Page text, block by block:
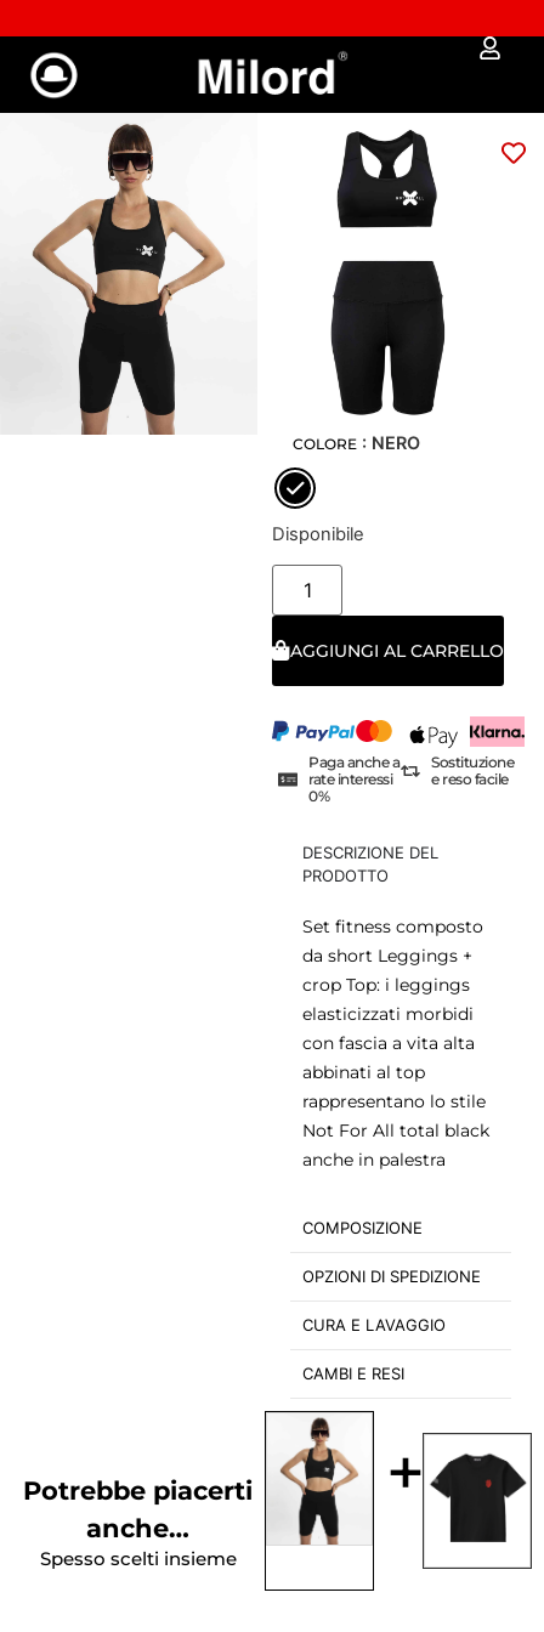
✔︎ Spedizione e reso gratuiti da €100
Set fitness NFA X
45,00 €27,00
Stile essenziale,
limiti
S M L
COLORE : NERO
Disponibile
AGGIUNGI AL CARRELLO
Paga anche a
rate interessi
0%
Sostituzione
e reso facile
DESCRIZIONE DEL
PRODOTTO
Set fitness composto
da short Leggings +
crop Top: i leggings
elasticizzati morbidi
con fascia a vita alta
abbinati al top
rappresentano lo stile
Not For All total black
anche in palestra
COMPOSIZIONE
OPZIONI DI SPEDIZIONE
CURA E LAVAGGIO
CAMBI E RESI
Potrebbe piacerti
anche…
Spesso scelti insieme
+